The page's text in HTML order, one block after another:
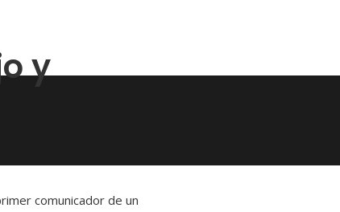
y
comunicador de un